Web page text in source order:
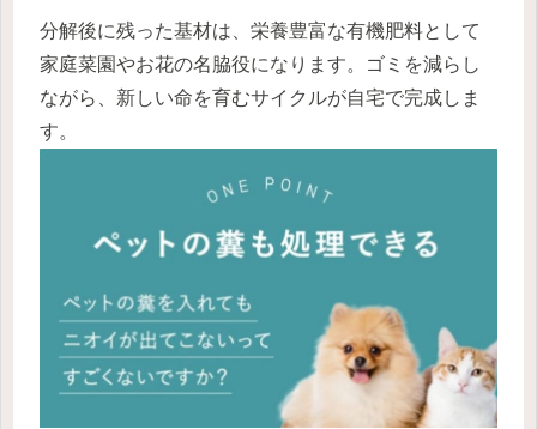
分解後に残った基材は、栄養豊富な有機肥料として
家庭菜園やお花の名脇役になります。ゴミを減らし
ながら、新しい命を育むサイクルが自宅で完成しま
す。